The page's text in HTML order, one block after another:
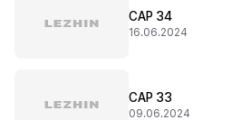
CAP 34
16.06.2024
CAP 33
09.06.2024